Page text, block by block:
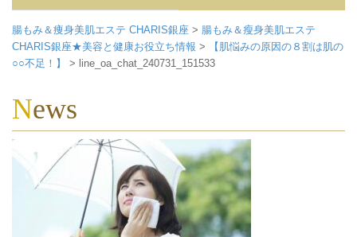
腸もみ＆痩身美肌エステ CHARIS銀座 > 腸もみ＆瘦身美肌エステ
CHARIS銀座★美容と健康お役立ち情報 >
【肌悩みの原因の８割は肌の
○○不足！】
> line_oa_chat_240731_151533
News